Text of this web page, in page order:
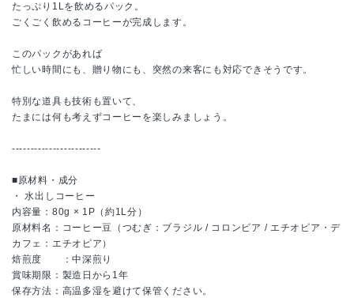
たっぷり1Lを飲めるパック。
ごくごく飲めるコーヒーが完成します。
このパックがあれば
忙しい時間にも、贈り物にも、突然の来客にも対応できそうです。
特別な道具も技術も置いて、
たまには何も考えずコーヒーを楽しみましょう。
------------------------
■原材料・成分
・ 水出しコーヒー
内容量：80g × 1P（約1L分）
原材料名：コーヒー豆（つむぎ：ブラジル / コロンビア / エチオピア・デ
カフェ：エチオピア）
焙煎度 ：中深煎り
賞味期限：製造日から1年
保存方法：高温多湿を避けて保管ください。